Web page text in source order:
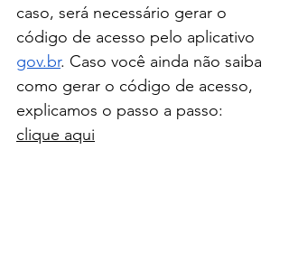
caso, será necessário gerar o
código de acesso pelo aplicativo
gov.br. Caso você ainda não saiba
como gerar o código de acesso,
explicamos o passo a passo:
clique aqui